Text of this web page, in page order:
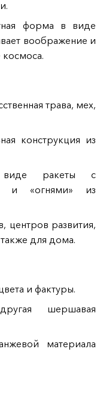
форма в виде
воображение и
космоса.
трава, мех,
конструкция из
ракеты с
и «огнями» из
центров развития,
для дома.
и фактуры.
шершавая
материала